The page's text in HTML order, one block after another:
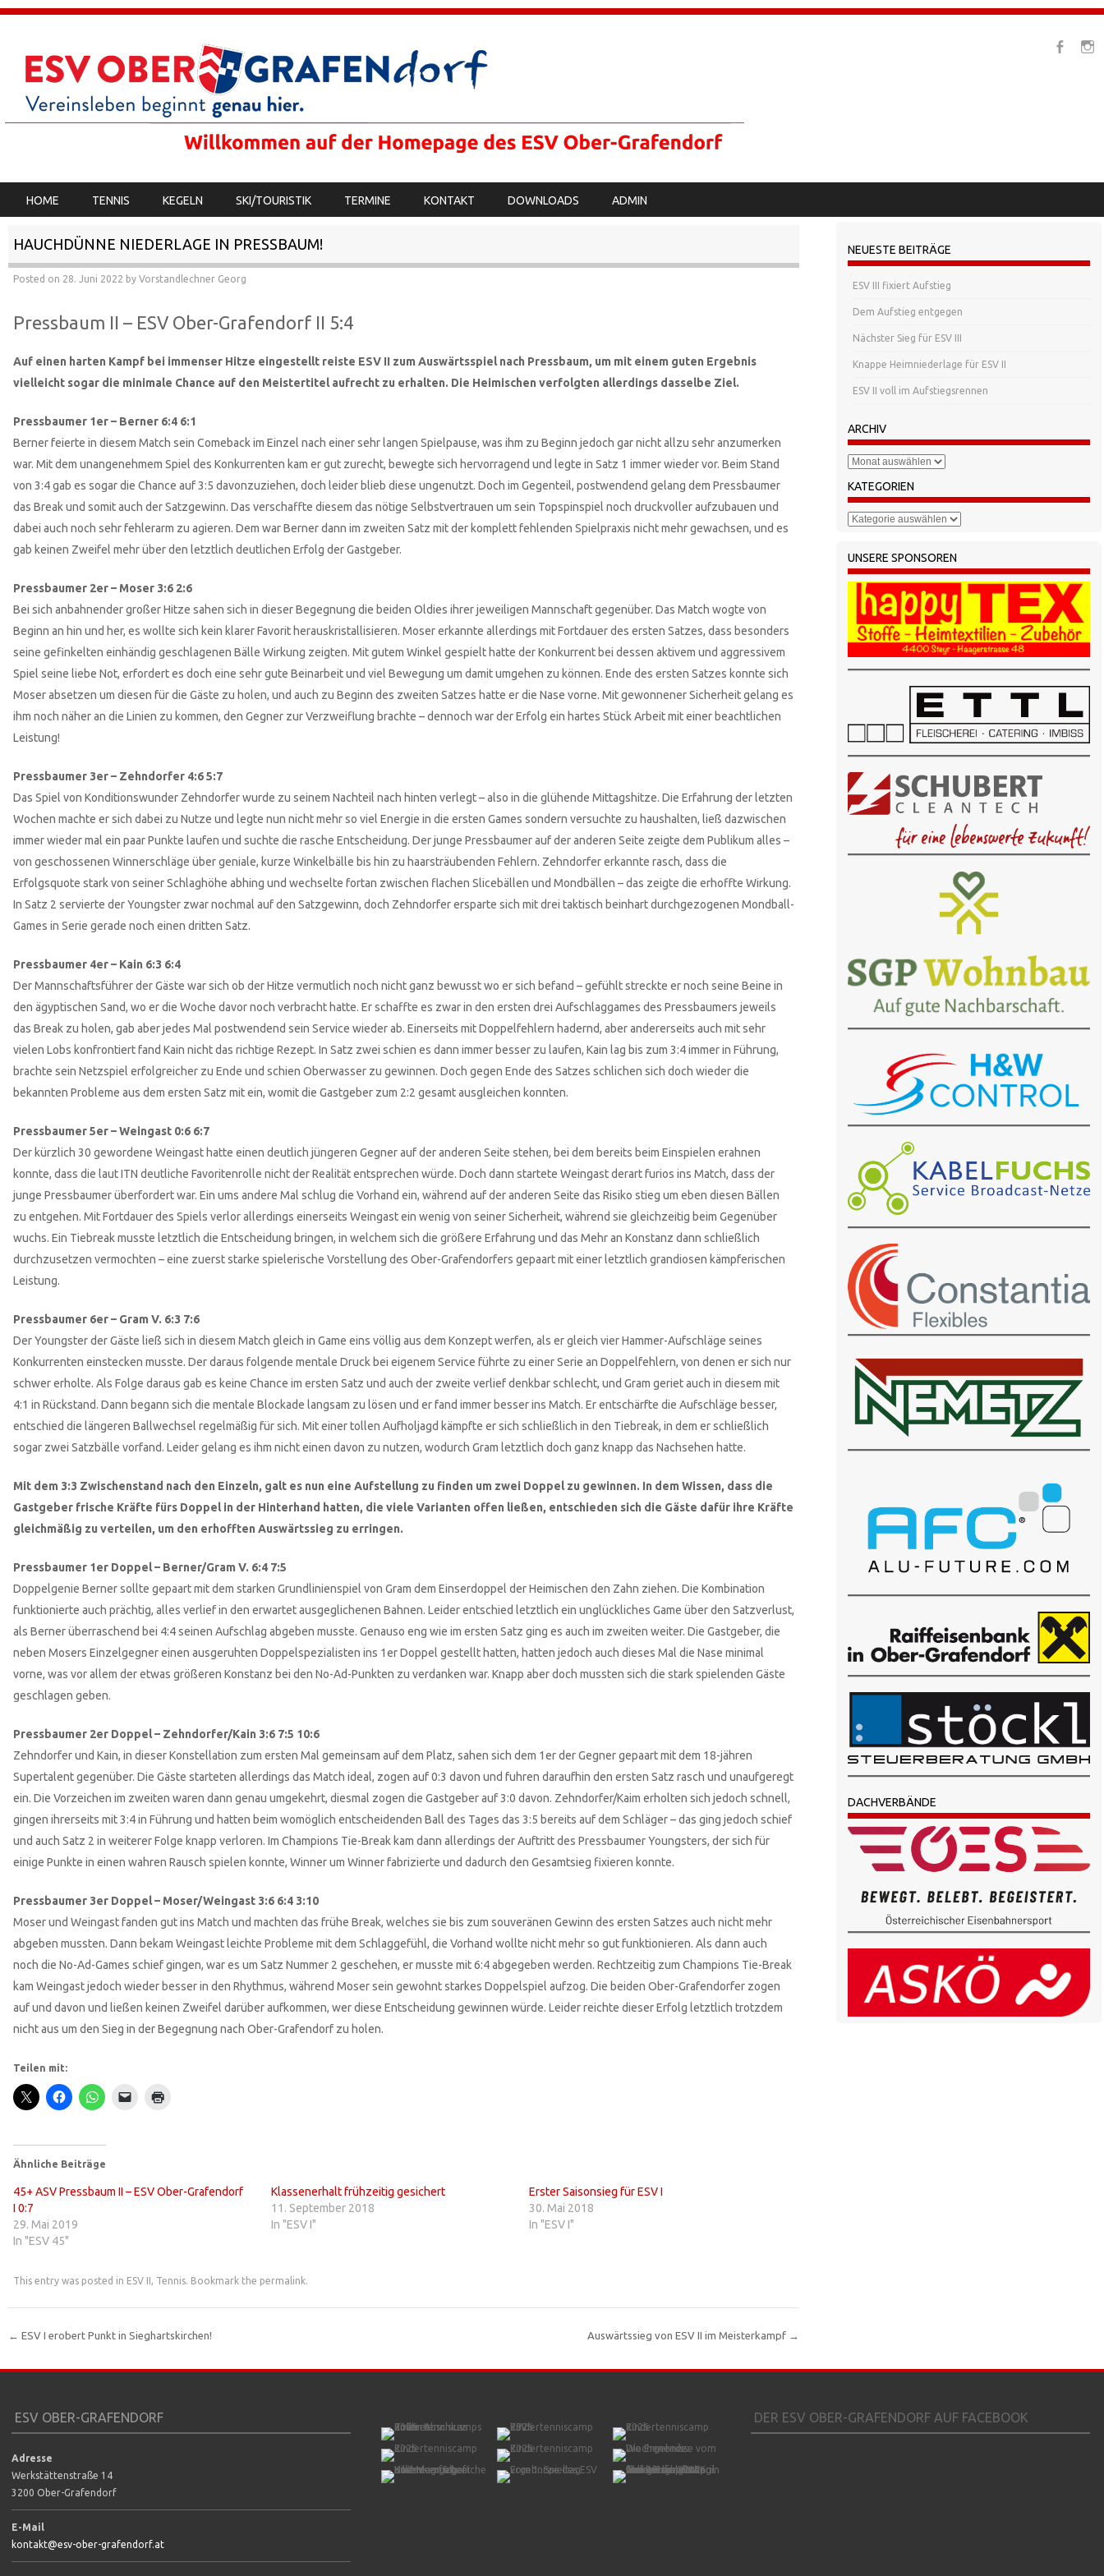
MENU
HOME TENNIS KEGELN SKI/TOURISTIK TERMINE KONTAKT DOWNLOADS ADMIN
HAUCHDÜNNE NIEDERLAGE IN PRESSBAUM!
Posted on 28. Juni 2022 by Vorstandlechner Georg
Pressbaum II – ESV Ober-Grafendorf II 5:4
Auf einen harten Kampf bei immenser Hitze eingestellt reiste ESV II zum Auswärtsspiel nach Pressbaum, um mit einem guten Ergebnis
vielleicht sogar die minimale Chance auf den Meistertitel aufrecht zu erhalten. Die Heimischen verfolgten allerdings dasselbe Ziel.
Pressbaumer 1er – Berner 6:4 6:1
Berner feierte in diesem Match sein Comeback im Einzel nach einer sehr langen Spielpause, was ihm zu Beginn jedoch gar nicht allzu sehr anzumerken
war. Mit dem unangenehmem Spiel des Konkurrenten kam er gut zurecht, bewegte sich hervorragend und legte in Satz 1 immer wieder vor. Beim Stand
von 3:4 gab es sogar die Chance auf 3:5 davonzuziehen, doch leider blieb diese ungenutzt. Doch im Gegenteil, postwendend gelang dem Pressbaumer
das Break und somit auch der Satzgewinn. Das verschaffte diesem das nötige Selbstvertrauen um sein Topspinspiel noch druckvoller aufzubauen und
dabei auch noch sehr fehlerarm zu agieren. Dem war Berner dann im zweiten Satz mit der komplett fehlenden Spielpraxis nicht mehr gewachsen, und es
gab keinen Zweifel mehr über den letztlich deutlichen Erfolg der Gastgeber.
Pressbaumer 2er – Moser 3:6 2:6
Bei sich anbahnender großer Hitze sahen sich in dieser Begegnung die beiden Oldies ihrer jeweiligen Mannschaft gegenüber. Das Match wogte von
Beginn an hin und her, es wollte sich kein klarer Favorit herauskristallisieren. Moser erkannte allerdings mit Fortdauer des ersten Satzes, dass besonders
seine gefinkelten einhändig geschlagenen Bälle Wirkung zeigten. Mit gutem Winkel gespielt hatte der Konkurrent bei dessen aktivem und aggressivem
Spiel seine liebe Not, erfordert es doch eine sehr gute Beinarbeit und viel Bewegung um damit umgehen zu können. Ende des ersten Satzes konnte sich
Moser absetzen um diesen für die Gäste zu holen, und auch zu Beginn des zweiten Satzes hatte er die Nase vorne. Mit gewonnener Sicherheit gelang es
ihm noch näher an die Linien zu kommen, den Gegner zur Verzweiflung brachte – dennoch war der Erfolg ein hartes Stück Arbeit mit einer beachtlichen
Leistung!
Pressbaumer 3er – Zehndorfer 4:6 5:7
Das Spiel von Konditionswunder Zehndorfer wurde zu seinem Nachteil nach hinten verlegt – also in die glühende Mittagshitze. Die Erfahrung der letzten
Wochen machte er sich dabei zu Nutze und legte nun nicht mehr so viel Energie in die ersten Games sondern versuchte zu haushalten, ließ dazwischen
immer wieder mal ein paar Punkte laufen und suchte die rasche Entscheidung. Der junge Pressbaumer auf der anderen Seite zeigte dem Publikum alles –
von geschossenen Winnerschläge über geniale, kurze Winkelbälle bis hin zu haarsträubenden Fehlern. Zehndorfer erkannte rasch, dass die
Erfolgsquote stark von seiner Schlaghöhe abhing und wechselte fortan zwischen flachen Slicebällen und Mondbällen – das zeigte die erhoffte Wirkung.
In Satz 2 servierte der Youngster zwar nochmal auf den Satzgewinn, doch Zehndorfer ersparte sich mit drei taktisch beinhart durchgezogenen Mondball-
Games in Serie gerade noch einen dritten Satz.
Pressbaumer 4er – Kain 6:3 6:4
Der Mannschaftsführer der Gäste war sich ob der Hitze vermutlich noch nicht ganz bewusst wo er sich befand – gefühlt streckte er noch seine Beine in
den ägyptischen Sand, wo er die Woche davor noch verbracht hatte. Er schaffte es zwar in den ersten drei Aufschlaggames des Pressbaumers jeweils
das Break zu holen, gab aber jedes Mal postwendend sein Service wieder ab. Einerseits mit Doppelfehlern hadernd, aber andererseits auch mit sehr
vielen Lobs konfrontiert fand Kain nicht das richtige Rezept. In Satz zwei schien es dann immer besser zu laufen, Kain lag bis zum 3:4 immer in Führung,
brachte sein Netzspiel erfolgreicher zu Ende und schien Oberwasser zu gewinnen. Doch gegen Ende des Satzes schlichen sich doch wieder die
bekannten Probleme aus dem ersten Satz mit ein, womit die Gastgeber zum 2:2 gesamt ausgleichen konnten.
Pressbaumer 5er – Weingast 0:6 6:7
Der kürzlich 30 gewordene Weingast hatte einen deutlich jüngeren Gegner auf der anderen Seite stehen, bei dem bereits beim Einspielen erahnen
konnte, dass die laut ITN deutliche Favoritenrolle nicht der Realität entsprechen würde. Doch dann startete Weingast derart furios ins Match, dass der
junge Pressbaumer überfordert war. Ein ums andere Mal schlug die Vorhand ein, während auf der anderen Seite das Risiko stieg um eben diesen Bällen
zu entgehen. Mit Fortdauer des Spiels verlor allerdings einerseits Weingast ein wenig von seiner Sicherheit, während sie gleichzeitig beim Gegenüber
wuchs. Ein Tiebreak musste letztlich die Entscheidung bringen, in welchem sich die größere Erfahrung und das Mehr an Konstanz dann schließlich
durchzusetzen vermochten – eine zuerst starke spielerische Vorstellung des Ober-Grafendorfers gepaart mit einer letztlich grandiosen kämpferischen
Leistung.
Pressbaumer 6er – Gram V. 6:3 7:6
Der Youngster der Gäste ließ sich in diesem Match gleich in Game eins völlig aus dem Konzept werfen, als er gleich vier Hammer-Aufschläge seines
Konkurrenten einstecken musste. Der daraus folgende mentale Druck bei eigenem Service führte zu einer Serie an Doppelfehlern, von denen er sich nur
schwer erholte. Als Folge daraus gab es keine Chance im ersten Satz und auch der zweite verlief denkbar schlecht, und Gram geriet auch in diesem mit
4:1 in Rückstand. Dann begann sich die mentale Blockade langsam zu lösen und er fand immer besser ins Match. Er entschärfte die Aufschläge besser,
entschied die längeren Ballwechsel regelmäßig für sich. Mit einer tollen Aufholjagd kämpfte er sich schließlich in den Tiebreak, in dem er schließlich
sogar zwei Satzbälle vorfand. Leider gelang es ihm nicht einen davon zu nutzen, wodurch Gram letztlich doch ganz knapp das Nachsehen hatte.
Mit dem 3:3 Zwischenstand nach den Einzeln, galt es nun eine Aufstellung zu finden um zwei Doppel zu gewinnen. In dem Wissen, dass die
Gastgeber frische Kräfte fürs Doppel in der Hinterhand hatten, die viele Varianten offen ließen, entschieden sich die Gäste dafür ihre Kräfte
gleichmäßig zu verteilen, um den erhofften Auswärtssieg zu erringen.
Pressbaumer 1er Doppel – Berner/Gram V. 6:4 7:5
Doppelgenie Berner sollte gepaart mit dem starken Grundlinienspiel von Gram dem Einserdoppel der Heimischen den Zahn ziehen. Die Kombination
funktionierte auch prächtig, alles verlief in den erwartet ausgeglichenen Bahnen. Leider entschied letztlich ein unglückliches Game über den Satzverlust,
als Berner überraschend bei 4:4 seinen Aufschlag abgeben musste. Genauso eng wie im ersten Satz ging es auch im zweiten weiter. Die Gastgeber, die
neben Mosers Einzelgegner einen ausgeruhten Doppelspezialisten ins 1er Doppel gestellt hatten, hatten jedoch auch dieses Mal die Nase minimal
vorne, was vor allem der etwas größeren Konstanz bei den No-Ad-Punkten zu verdanken war. Knapp aber doch mussten sich die stark spielenden Gäste
geschlagen geben.
Pressbaumer 2er Doppel – Zehndorfer/Kain 3:6 7:5 10:6
Zehndorfer und Kain, in dieser Konstellation zum ersten Mal gemeinsam auf dem Platz, sahen sich dem 1er der Gegner gepaart mit dem 18-jähren
Supertalent gegenüber. Die Gäste starteten allerdings das Match ideal, zogen auf 0:3 davon und fuhren daraufhin den ersten Satz rasch und unaufgeregt
ein. Die Vorzeichen im zweiten waren dann genau umgekehrt, diesmal zogen die Gastgeber auf 3:0 davon. Zehndorfer/Kaim erholten sich jedoch schnell,
gingen ihrerseits mit 3:4 in Führung und hatten beim womöglich entscheidenden Ball des Tages das 3:5 bereits auf dem Schläger – das ging jedoch schief
und auch Satz 2 in weiterer Folge knapp verloren. Im Champions Tie-Break kam dann allerdings der Auftritt des Pressbaumer Youngsters, der sich für
einige Punkte in einen wahren Rausch spielen konnte, Winner um Winner fabrizierte und dadurch den Gesamtsieg fixieren konnte.
Pressbaumer 3er Doppel – Moser/Weingast 3:6 6:4 3:10
Moser und Weingast fanden gut ins Match und machten das frühe Break, welches sie bis zum souveränen Gewinn des ersten Satzes auch nicht mehr
abgeben mussten. Dann bekam Weingast leichte Probleme mit dem Schlaggefühl, die Vorhand wollte nicht mehr so gut funktionieren. Als dann auch
noch die No-Ad-Games schief gingen, war es um Satz Nummer 2 geschehen, er musste mit 6:4 abgegeben werden. Rechtzeitig zum Champions Tie-Break
kam Weingast jedoch wieder besser in den Rhythmus, während Moser sein gewohnt starkes Doppelspiel aufzog. Die beiden Ober-Grafendorfer zogen
auf und davon und ließen keinen Zweifel darüber aufkommen, wer diese Entscheidung gewinnen würde. Leider reichte dieser Erfolg letztlich trotzdem
nicht aus um den Sieg in der Begegnung nach Ober-Grafendorf zu holen.
Teilen mit:
Ähnliche Beiträge
45+ ASV Pressbaum II – ESV Ober-Grafendorf
I 0:7
29. Mai 2019
In "ESV 45"
Klassenerhalt frühzeitig gesichert
11. September 2018
In "ESV I"
Erster Saisonsieg für ESV I
30. Mai 2018
In "ESV I"
This entry was posted in ESV II Tennis. Bookmark the permalink.
Post navigation
← ESV I erobert Punkt in Sieghartskirchen! Auswärtssieg von ESV II im Meisterkampf →
NEUESTE BEITRÄGE
ESV III fixiert Aufstieg
Dem Aufstieg entgegen
Nächster Sieg für ESV III
Knappe Heimniederlage für ESV II
ESV II voll im Aufstiegsrennen
ARCHIV
Archiv
KATEGORIEN
Kategorien
UNSERE SPONSOREN
DACHVERBÄNDE
ESV OBER-GRAFENDORF
Adresse
Werkstättenstraße 14
3200 Ober-Grafendorf
E-Mail
kontakt@esv-ober-grafendorf.at
DER ESV OBER-GRAFENDORF AUF FACEBOOK